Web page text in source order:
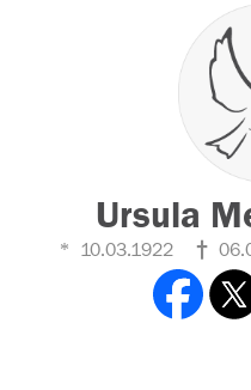
Ursula
10.03.1922